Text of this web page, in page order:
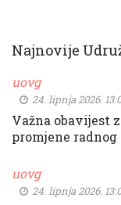
Najnovije
uovg
24. lipnja 2026.
Važna obavijest
promjene
uovg
24. lipnja 2026.